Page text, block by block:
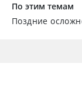
По этим темам
Поздние